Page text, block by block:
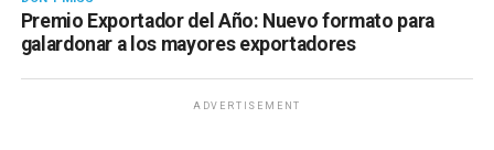
Premio Exportador del Año: Nuevo formato para
galardonar a los mayores exportadores
ADVERTISEMENT